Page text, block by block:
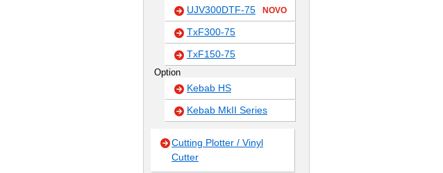
UJV300DTF-75 NOVO
TxF300-75
TxF150-75
Option
Kebab HS
Kebab MkII Series
Cutting Plotter / Vinyl
Cutter